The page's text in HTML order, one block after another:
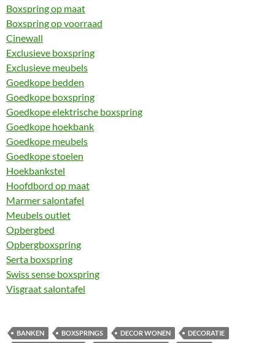
Boxspring op maat
Boxspring op voorraad
Cinewall
Exclusieve boxspring
Exclusieve meubels
Goedkope bedden
Goedkope boxspring
Goedkope elektrische boxspring
Goedkope hoekbank
Goedkope meubels
Goedkope stoelen
Hoekbankstel
Hoofdbord op maat
Marmer salontafel
Meubels outlet
Opbergbed
Opbergboxspring
Serta boxspring
Swiss sense boxspring
Visgraat salontafel
BANKEN BOXSPRINGS DECOR WONEN
DECORATIE